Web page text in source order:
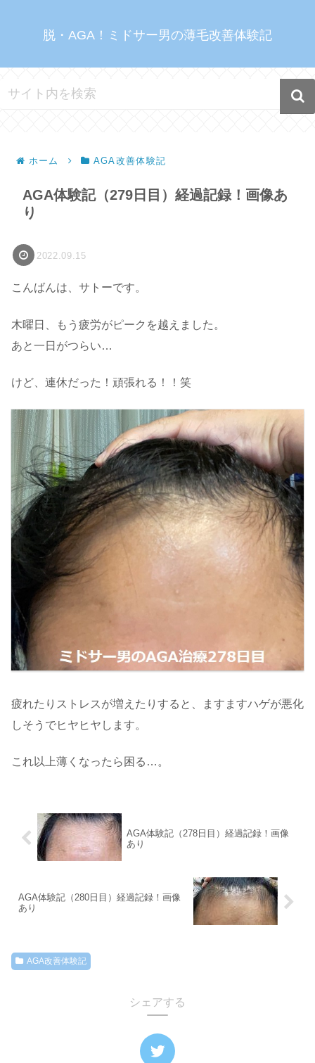
脱・AGA！ミドサー男の薄毛改善体験記
ホーム AGA改善体験記
AGA体験記（279日目）経過記録！画像あ
り
2022.09.15
こんばんは、サトーです。
木曜日、もう疲労がピークを越えました。
あと一日がつらい…
けど、連休だった！頑張れる！！笑
疲れたりストレスが増えたりすると、ますますハゲが悪化
しそうでヒヤヒヤします。
これ以上薄くなったら困る…。
AGA体験記（278日目）経過記録！画像
あり
AGA体験記（280日目）経過記録！画像
あり
AGA改善体験記
シェアする